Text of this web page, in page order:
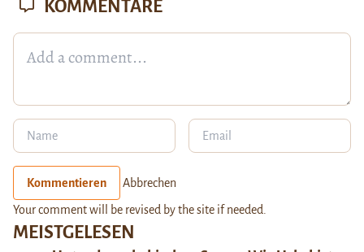
MEISTGELESEN
KOMMENTARE
Kommentieren Abbrechen
Your comment will be revised by the site if needed.